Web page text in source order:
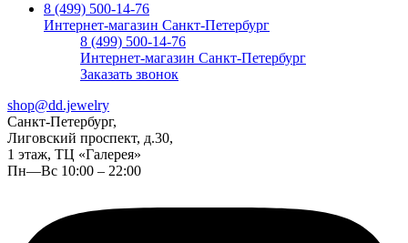
8 (499) 500-14-76
Интернет-магазин Санкт-Петербург
8 (499) 500-14-76
Интернет-магазин Санкт-Петербург
Заказать звонок
shop@dd.jewelry
Санкт-Петербург,
Лиговский проспект, д.30,
1 этаж, ТЦ «Галерея»
Пн—Вс 10:00 – 22:00